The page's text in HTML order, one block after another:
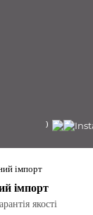
81-80
імпорт
якості